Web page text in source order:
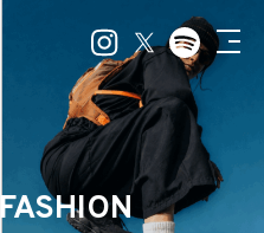
FASHION